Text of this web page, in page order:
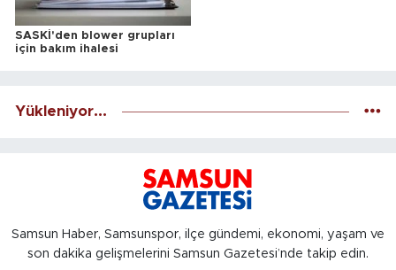
SASKİ'den blower grupları
için bakım ihalesi
Yükleniyor...
Samsun Haber, Samsunspor, ilçe gündemi, ekonomi, yaşam ve
son dakika gelişmelerini Samsun Gazetesi’nde takip edin.